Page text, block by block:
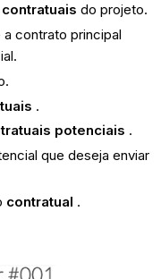
do projeto.
a contrato principal
.
potenciais .
que deseja enviar
contratual .